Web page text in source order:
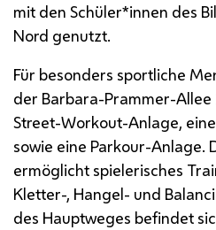
mit den Schüler*innen des
Nord genutzt.
Für besonders sportliche
der Barbara-Prammer-Allee
Street-Workout-Anlage,
sowie eine Parkour-Anlage.
ermöglicht spielerisches
Kletter-, Hangel- und
des Hauptweges befindet